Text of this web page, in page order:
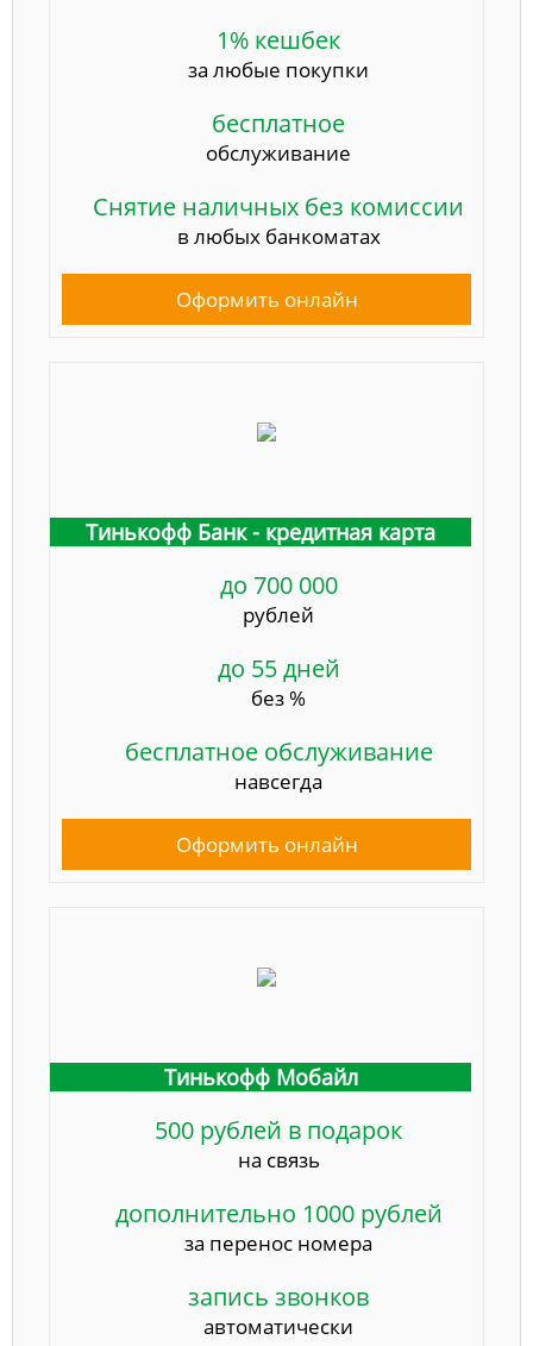
1% кешбек
за любые покупки
бесплатное
обслуживание
Снятие наличных без комиссии
в любых банкоматах
Оформить онлайн
Тинькофф Банк - кредитная карта
до 700 000
рублей
до 55 дней
без %
бесплатное обслуживание
навсегда
Оформить онлайн
Тинькофф Мобайл
500 рублей в подарок
на связь
дополнительно 1000 рублей
за перенос номера
запись звонков
автоматически